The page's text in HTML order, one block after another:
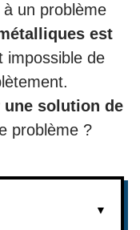
un problème
est
impossible de
une solution de
problème ?